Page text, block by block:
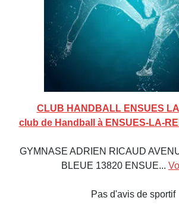
CLUB HANDBALL ENSUES
club de Handball à ENSUES-LA-
GYMNASE ADRIEN RICAUD
BLEUE 13820 ENSUE...
Pas d'avis de sportif